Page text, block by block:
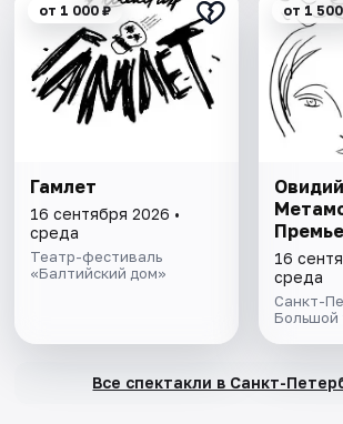
от 1 000 ₽
Гамлет
16 сентября 2026 •
среда
Театр-фестиваль
«Балтийский дом»
от 1
16
среда
Санкт-
Большой
Все спектакли в Санкт-